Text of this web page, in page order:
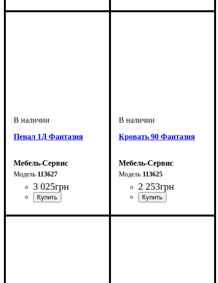
Пенал 1Д Фантазия
Мебель-Сервис
113627
3 025грн
Кровать 90 Фантазия
Мебель-Сервис
113625
2 253грн